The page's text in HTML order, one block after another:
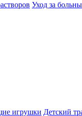
Уход за
игрушки Детский